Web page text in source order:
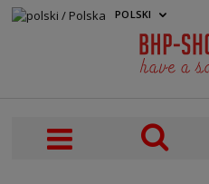
POLSKI